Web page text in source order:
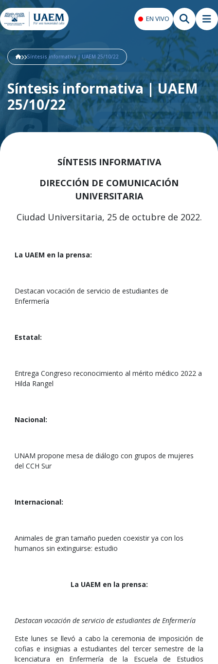
EN VIVO
Síntesis informativa | UAEM 25/10/22
Síntesis informativa | UAEM
25/10/22
SÍNTESIS INFORMATIVA
DIRECCIÓN DE COMUNICACIÓN
UNIVERSITARIA
Ciudad Universitaria, 25 de octubre de 2022.
La UAEM en la prensa:
Destacan vocación de servicio de estudiantes de
Enfermería
Estatal:
Entrega Congreso reconocimiento al mérito médico 2022 a
Hilda Rangel
Nacional:
UNAM propone mesa de diálogo con grupos de mujeres
del CCH Sur
Internacional:
Animales de gran tamaño pueden coexistir ya con los
humanos sin extinguirse: estudio
La UAEM en la prensa:
Destacan vocación de servicio de estudiantes de Enfermería
Este lunes se llevó a cabo la ceremonia de imposición de
cofias e insignias a estudiantes del tercer semestre de la
licenciatura en Enfermería de la Escuela de Estudios